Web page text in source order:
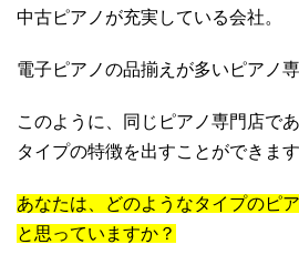
中古ピアノが充実している会社。
電子ピアノの品揃えが多いピアノ専
このように、同じピアノ専門店で
タイプの特徴を出すことができます
あなたは、どのようなタイプのピ
と思っていますか？